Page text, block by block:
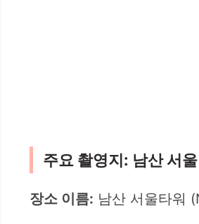
주요 촬영지: 남산 서
장소 이름: 남산 서울타워